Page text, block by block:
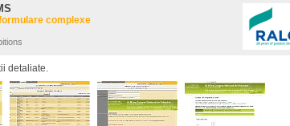
complexe
detaliate.